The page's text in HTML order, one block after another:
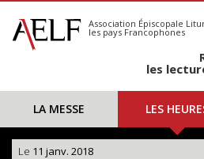
S'abonner
Calendrier
Association Épiscopale
les pays Francophones
les
LA MESSE LES
Le 11 janv. 2018